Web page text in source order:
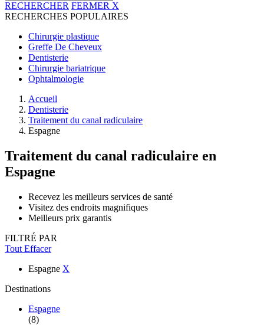
RECHERCHER FERMER X
RECHERCHES POPULAIRES
Chirurgie plastique
Greffe De Cheveux
Dentisterie
Chirurgie bariatrique
Ophtalmologie
Accueil
Dentisterie
Traitement du canal radiculaire
Espagne
Traitement du canal radiculaire en
Espagne
Recevez les meilleurs services de santé
Visitez des endroits magnifiques
Meilleurs prix garantis
FILTRÉ PAR
Tout Effacer
Espagne X
Destinations
Espagne
(8)